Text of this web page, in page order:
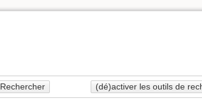
(dé)activer les outils de
Rechercher